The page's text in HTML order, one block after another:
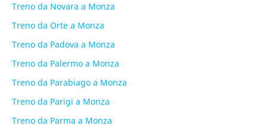
Treno da Novara a Monza
Treno da Orte a Monza
Treno da Padova a Monza
Treno da Palermo a Monza
Treno da Parabiago a Monza
Treno da Parigi a Monza
Treno da Parma a Monza